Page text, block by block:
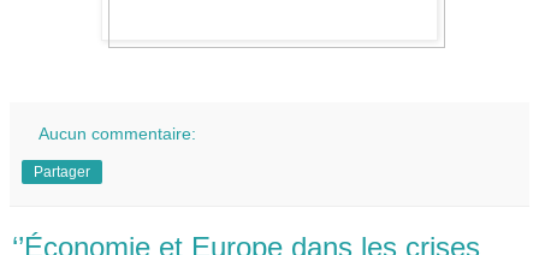
Aucun commentaire:
Partager
‘’Économie et Europe dans les crises